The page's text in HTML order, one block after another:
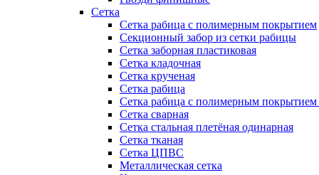
Сетка
Сетка рабица с полимерным покрытием
Секционный забор из сетки рабицы
Сетка заборная пластиковая
Сетка кладочная
Сетка крученая
Сетка рабица
Сетка рабица с полимерным покрытием
Сетка сварная
Сетка стальная плетёная одинарная
Сетка тканая
Сетка ЦПВС
Металлическая сетка